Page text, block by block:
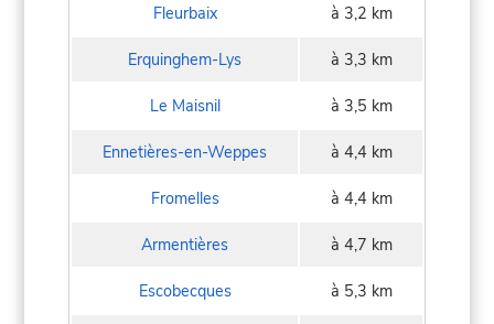
Fleurbaix à 3,2 km
Erquinghem-Lys à 3,3 km
Le Maisnil à 3,5 km
Ennetières-en-Weppes à 4,4 km
Fromelles à 4,4 km
Armentières à 4,7 km
Escobecques à 5,3 km